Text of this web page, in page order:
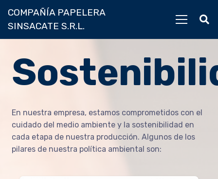
COMPAÑÍA PAPELERA
SINSACATE S.R.L.
En nuestra empresa, estamos comprometidos con el
cuidado del medio ambiente y la sostenibilidad en
cada etapa de nuestra producción. Algunos de los
pilares de nuestra política ambiental son: